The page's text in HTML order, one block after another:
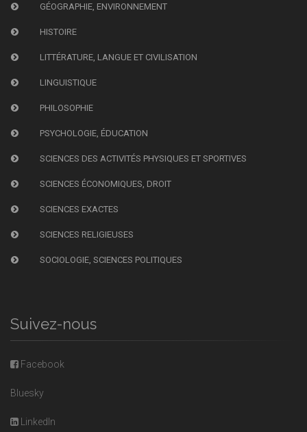
GÉOGRAPHIE, ENVIRONNEMENT
HISTOIRE
LITTÉRATURE, LANGUE ET CIVILISATION
LINGUISTIQUE
PHILOSOPHIE
PSYCHOLOGIE, ÉDUCATION
SCIENCES DES ACTIVITÉS PHYSIQUES ET SPORTIVES
SCIENCES ÉCONOMIQUES, DROIT
SCIENCES EXACTES
SCIENCES RELIGIEUSES
SOCIOLOGIE, SCIENCES POLITIQUES
Suivez-nous
Facebook
Bluesky
LinkedIn